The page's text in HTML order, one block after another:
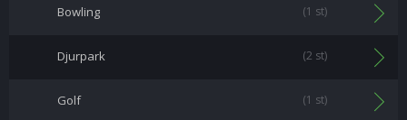
Bowling (1 st)
Djurpark (2 st)
Golf (1 st)